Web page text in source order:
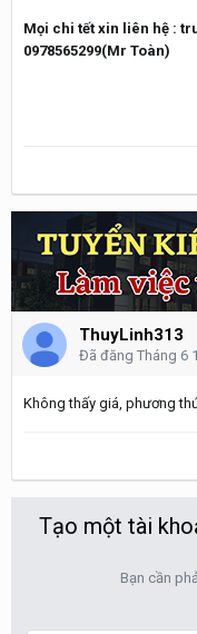
Mọi chi tết xin liên hệ :
0978565299(Mr Toàn)
ThuyLinh313
Đã đăng Tháng 6
Không thấy giá, phương
Tạo một tài
Bạn cần